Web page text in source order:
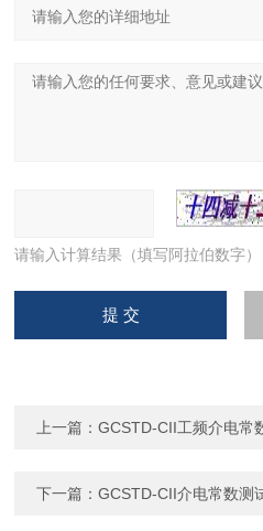
请输入计算结果（填写阿拉伯数字
上一篇：GCSTD-CII工频介电常
下一篇：GCSTD-CII介电常数测